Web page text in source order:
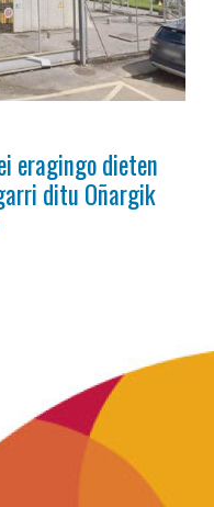
eragingo dieten
ditu Oñargik